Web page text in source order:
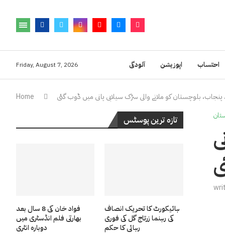
Friday, August 7, 2026 آلودگی اپوزیشن احتساب
Home بلوچستان کو ملانے والی سڑک سیلابی پانی میں ڈوب گئی
تازہ ترین پوسٹس
فواد خان کی 8 سال بعد
بھارتی فلم انڈسٹری میں
دوبارہ انٹری
ہائیکورٹ کا تحریک انصاف
کی رہنما زرتاج گل کی فوری
رہائی کا حکم